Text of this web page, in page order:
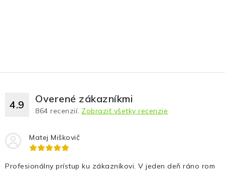
4.9 Overené zákazníkmi
864 recenzií. Zobraziť všetky recenzie
Matej Miškovič
Profesionálny prístup ku zákazníkovi. V jeden deň ráno rom